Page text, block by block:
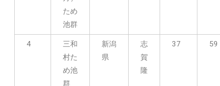
ため
池群
4
三和
村た
め池
群
新潟
県
志
賀
隆
37 59